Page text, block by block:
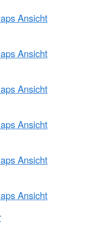
Ansicht
Ansicht
Ansicht
Ansicht
Ansicht
Ansicht